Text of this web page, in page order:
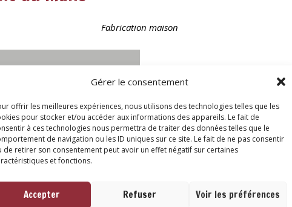
Gérer le consentement
offrir les meilleures expériences, nous utilisons des technologies telles que les
pour stocker et/ou accéder aux informations des appareils. Le fait de
à ces technologies nous permettra de traiter des données telles que le
de navigation ou les ID uniques sur ce site. Le fait de ne pas consentir
de retirer son consentement peut avoir un effet négatif sur certaines
et fonctions.
Accepter Refuser Voir les préférences
Fabrication maison
Cette spécialité alsacienne
flambée. Nous proposons la
aux oignons et lardons, au
Pour un plat, vous servez la
d’une salade verte. Vous
portionnée en carrés, avant